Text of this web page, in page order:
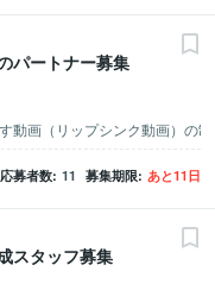
パートナー募集
応募者数 11 募集期限 あと11日
スタッフ募集